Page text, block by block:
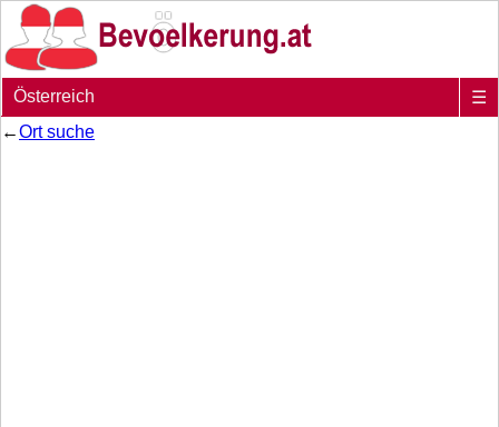
Österreich
☰
←Ort suche